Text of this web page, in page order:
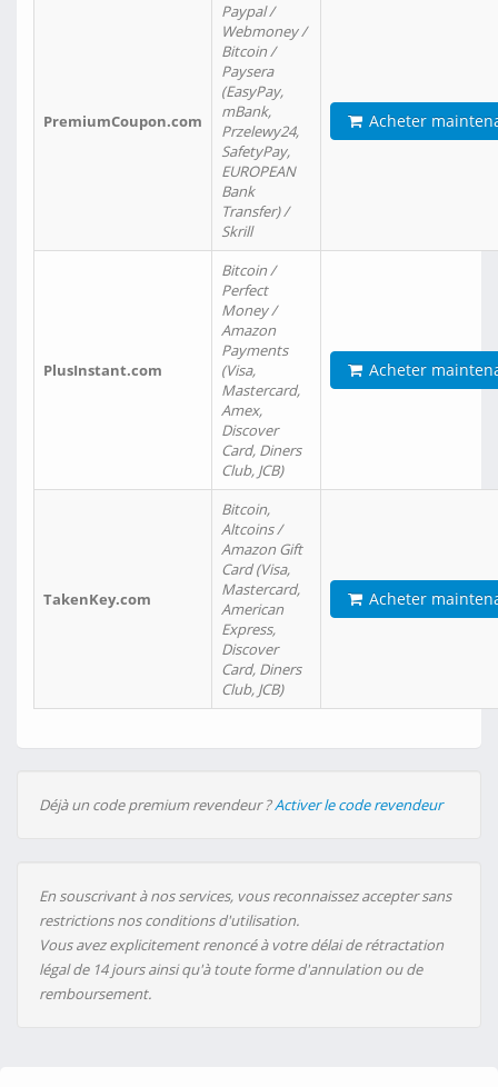
PremiumCoupon.com
Paypal /
Webmoney /
Bitcoin /
Paysera
(EasyPay,
mBank,
Przelewy24,
SafetyPay,
EUROPEAN
Bank
Transfer) /
Skrill
Acheter
PlusInstant.com
Bitcoin /
Perfect
Money /
Amazon
Payments
(Visa,
Mastercard,
Amex,
Discover
Card, Diners
Club, JCB)
Acheter
TakenKey.com
Bitcoin,
Altcoins /
Amazon Gift
Card (Visa,
Mastercard,
American
Express,
Discover
Card, Diners
Club, JCB)
Acheter
Déjà un code premium revendeur ?Activer le code revendeur
En souscrivant à nos services, vous reconnaissez accepter sans
restrictions nos conditions d'utilisation.
Vous avez explicitement renoncé à votre délai de rétractation
légal de 14 jours ainsi qu'à toute forme d'annulation ou de
remboursement.